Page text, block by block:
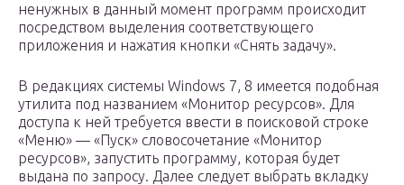
ненужных в данный момент программ происходит
посредством выделения соответствующего
приложения и нажатия кнопки «Снять задачу».
В редакциях системы Windows 7, 8 имеется подобная
утилита под названием «Монитор ресурсов». Для
доступа к ней требуется ввести в поисковой строке
«Меню» — «Пуск» словосочетание «Монитор
ресурсов», запустить программу, которая будет
выдана по запросу. Далее следует выбрать вкладку